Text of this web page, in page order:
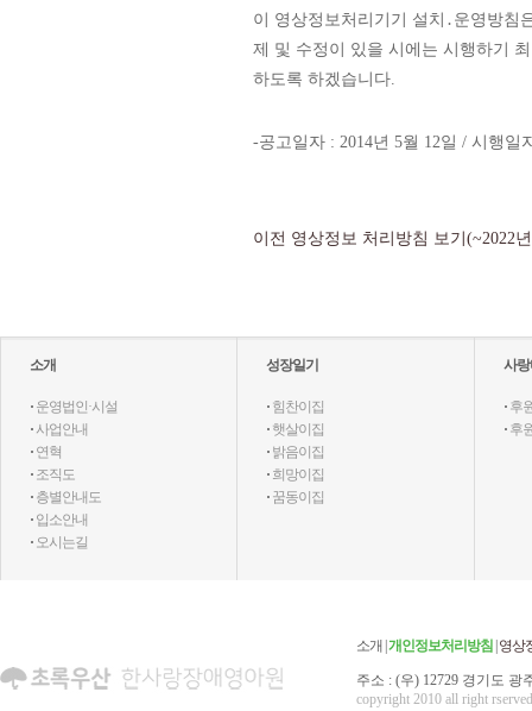
이 영상정보처리기기 설치․운영방침
제 및 수정이 있을 시에는 시행하기
하도록 하겠습니다.
-공고일자 : 2014년 5월 12일 / 시행일
이전 영상정보 처리방침 보기(~2022
소개
· 운영법인·시설
· 사업안내
· 연혁
· 조직도
· 층별안내도
· 입소안내
· 오시는길
성장일기
· 힘찬이집
· 햇살이집
· 밝음이집
· 희망이집
· 꿈동이집
사
· 후
· 후
소개 개인정보처리방침 영상
주소 : (우) 12729 경기도 광
copyright 2010 all right